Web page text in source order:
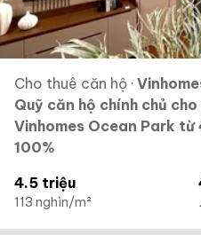
Cho thuê căn hộ ·
Quỹ căn hộ chính chủ
Vinhomes Ocean Park
100%
4.5 triệu
113 nghìn/m²